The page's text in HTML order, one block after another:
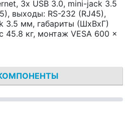
3х USB 3.0, mini-jack 3.5
выходы: RS-232 (RJ45),
3.5 мм, габариты (ШхВхГ)
45.8 кг, монтаж VESA 600 x